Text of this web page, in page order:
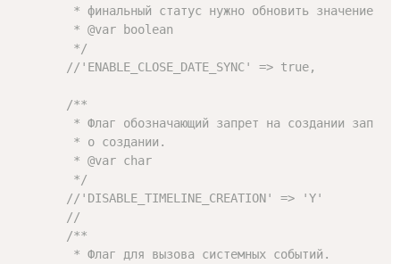
* финальный статус нужно обновить значение
         *
@var boolean
         */
//'ENABLE_CLOSE_DATE_SYNC' => true,
/**
* Флаг обозначающий запрет на создании
         * о создании.
         *
@var char
         */
//'DISABLE_TIMELINE_CREATION' => 'Y'
//
/**
         * Флаг для вызова системных событий.